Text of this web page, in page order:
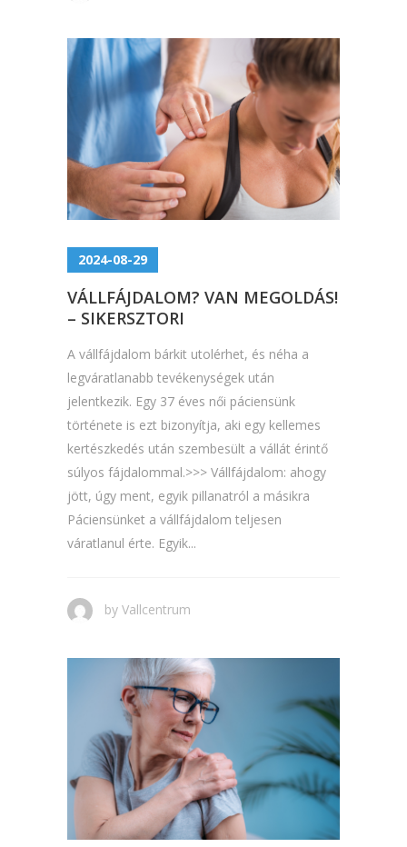
2024-08-29
VÁLLFÁJDALOM? VAN MEGOLDÁS!
– SIKERSZTORI
A vállfájdalom bárkit utolérhet, és néha a
legváratlanabb tevékenységek után
jelentkezik. Egy 37 éves női páciensünk
története is ezt bizonyítja, aki egy kellemes
kertészkedés után szembesült a vállát érintő
súlyos fájdalommal.>>> Vállfájdalom: ahogy
jött, úgy ment, egyik pillanatról a másikra
Páciensünket a vállfájdalom teljesen
váratlanul érte. Egyik...
by Vallcentrum